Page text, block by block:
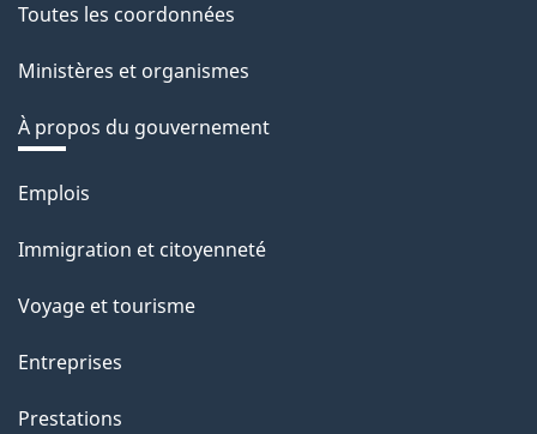
Toutes les coordonnées
Ministères et organismes
À propos du gouvernement
Thèmes
sujets
Emplois
Immigration et citoyenneté
Voyage et tourisme
Entreprises
Prestations